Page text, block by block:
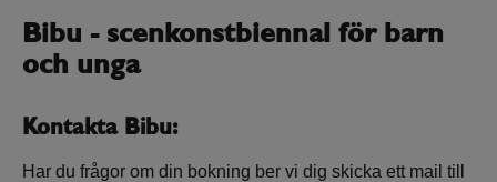
Bibu - scenkonstbiennal för barn
och unga
Kontakta Bibu:
Har du frågor om din bokning ber vi dig skicka ett mail till